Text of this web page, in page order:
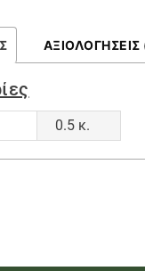
ΑΞΙΟΛΟΓΉΣΕΙΣ
0.5 κ.